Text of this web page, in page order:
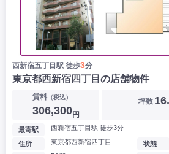
西新宿五丁目駅 徒歩3分
東京都西新宿四丁目の店舗物件
賃料（税込）
306,300円
坪数
最寄駅 西新宿五丁目駅 徒歩3分
住所 東京都西新宿四丁目 状態